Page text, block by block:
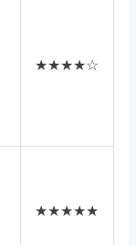
★★★★☆
★★★★★